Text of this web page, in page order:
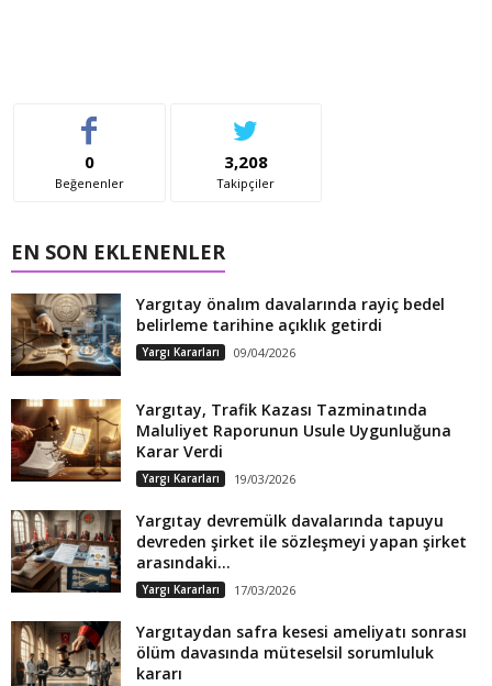
0
Beğenenler
3,208
Takipçiler
EN SON EKLENENLER
Yargıtay önalım davalarında rayiç bedel
belirleme tarihine açıklık getirdi
Yargı Kararları 09/04/2026
Yargıtay, Trafik Kazası Tazminatında
Maluliyet Raporunun Usule Uygunluğuna
Karar Verdi
Yargı Kararları 19/03/2026
Yargıtay devremülk davalarında tapuyu
devreden şirket ile sözleşmeyi yapan şirket
arasındaki...
Yargı Kararları 17/03/2026
Yargıtaydan safra kesesi ameliyatı sonrası
ölüm davasında müteselsil sorumluluk
kararı